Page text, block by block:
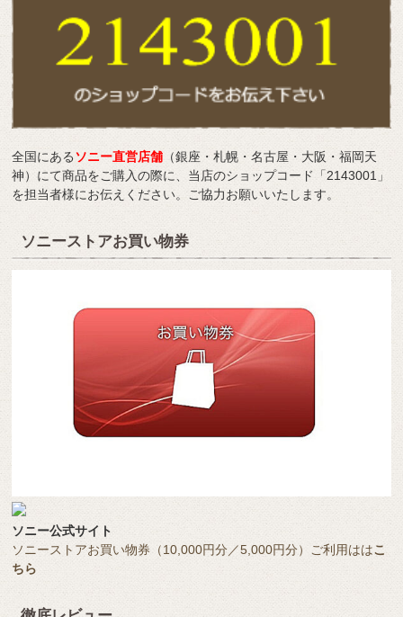
全国にあるソニー直営店舗 （銀座・札幌・名古屋・大阪・福岡天
神）にて商品をご購入の際に、当店のショップコード「2143001」
を担当者様にお伝えください。ご協力お願いいたします。
ソニーストアお買い物券
ソニー公式サイト
ソニーストアお買い物券（10,000円分／5,000円分）ご利用ははこ
ちら